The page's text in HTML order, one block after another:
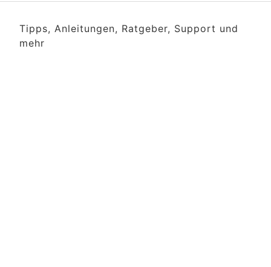
Tipps, Anleitungen, Ratgeber, Support und
mehr